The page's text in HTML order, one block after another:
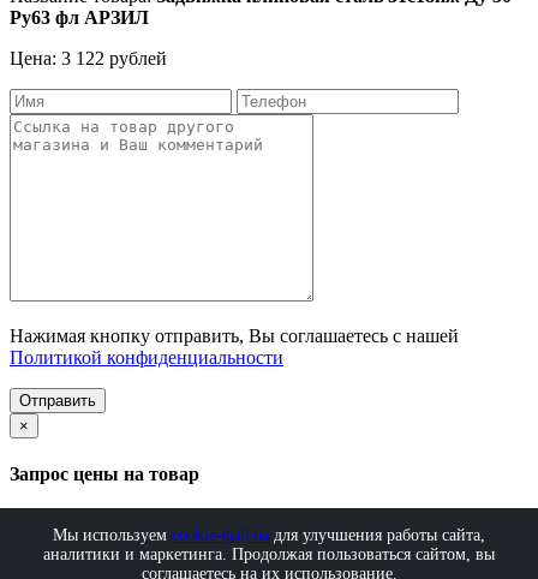
Мы используем cookie-файлы для улучшения работы сайта,
аналитики и маркетинга. Продолжая пользоваться сайтом, вы
соглашаетесь на их использование.
Ру63 фл АРЗИЛ
Цена: 3 122 рублей
Нажимая кнопку отправить, Вы соглашаетесь с нашей
Политикой конфиденциальности
Отправить
×
Запрос цены на товар
Нажимая кнопку отправить, Вы соглашаетесь с нашей